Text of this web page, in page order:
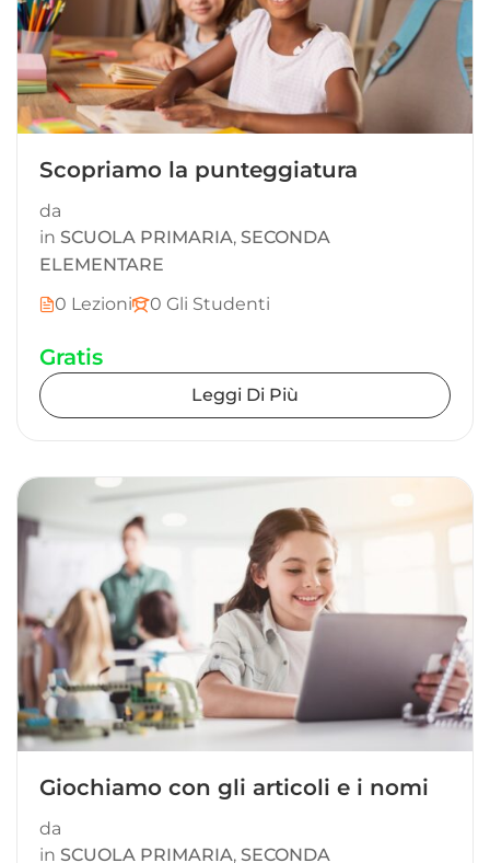
Scopriamo la punteggiatura
da
in SCUOLA PRIMARIA, SECONDA
ELEMENTARE
0 Lezioni
0 Gli Studenti
Gratis
Leggi Di Più
Giochiamo con gli articoli e i nomi
da
in SCUOLA PRIMARIA, SECONDA